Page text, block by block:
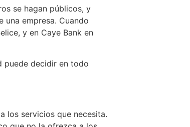
se hagan públicos, y
una empresa. Cuando
y en Caye Bank en
puede decidir en todo
los servicios que necesita.